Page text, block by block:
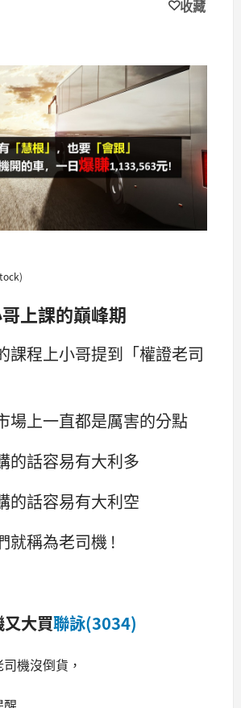
收藏
上課的巔峰期
課程上小哥提到「權證老司
場上一直都是厲害的分點
的話容易有大利多
的話容易有大利空
就稱為老司機 !
大買聯詠(3034)
機沒倒貨，